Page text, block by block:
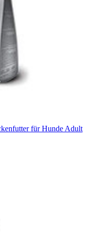
für Hunde Adult